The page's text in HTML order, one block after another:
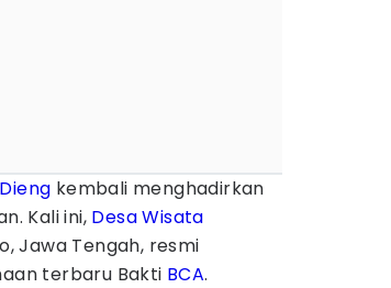
Dieng kembali menghadirkan
Kali ini, Desa Wisata
Jawa Tengah, resmi
terbaru Bakti BCA.